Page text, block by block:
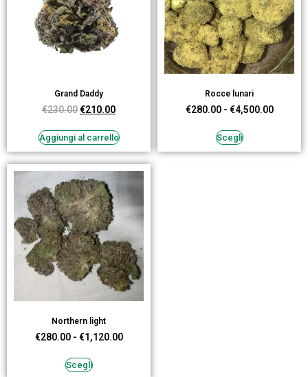
Grand Daddy
€230.00€210.00
Aggiungi al carrello
Rocce lunari
€280.00 - €4,500.00
Scegli
Northern light
€280.00 - €1,120.00
Scegli